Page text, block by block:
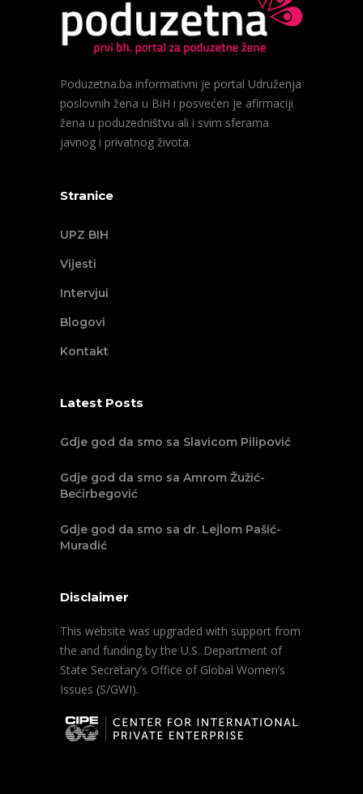
Poduzetna.ba informativni je portal Udruženja
poslovnih žena u BiH i posvećen je afirmaciji
žena u poduzedništvu ali i svim sferama
javnog i privatnog života.
Stranice
UPZ BIH
Vijesti
Intervjui
Blogovi
Kontakt
Latest Posts
Gdje god da smo sa Slavicom Pilipović
Gdje god da smo sa Amrom Žužić-
Bećirbegović
Gdje god da smo sa dr. Lejlom Pašić-
Muradić
Disclaimer
This website was upgraded with support from
the and funding by the U.S. Department of
State Secretary’s Office of Global Women’s
Issues (S/GWI).